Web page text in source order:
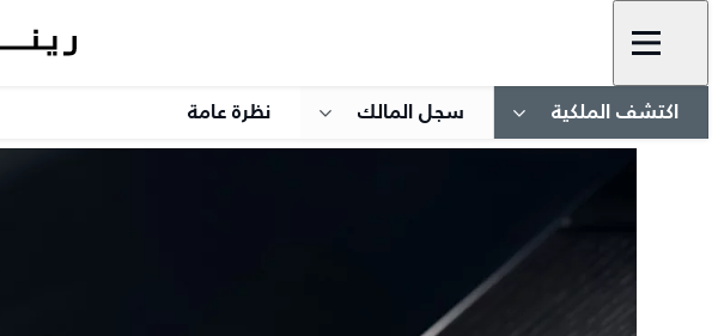
اكتشف الملكية سجل المالك نظرة عامة